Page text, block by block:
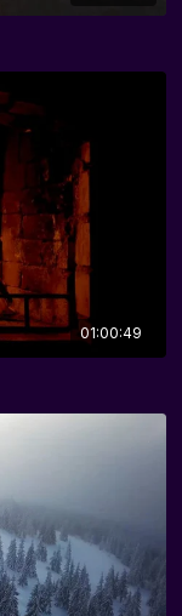
01:00:49